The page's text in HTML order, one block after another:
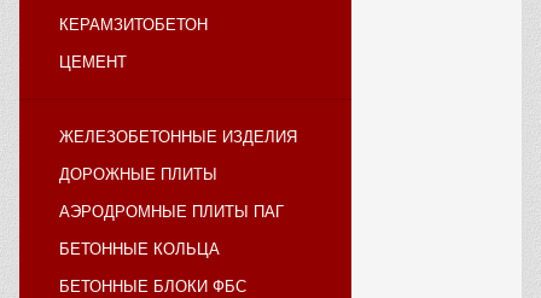
КЕРАМЗИТОБЕТОН
ЦЕМЕНТ
ЖЕЛЕЗОБЕТОННЫЕ ИЗДЕЛИЯ
ДОРОЖНЫЕ ПЛИТЫ
АЭРОДРОМНЫЕ ПЛИТЫ ПАГ
БЕТОННЫЕ КОЛЬЦА
БЕТОННЫЕ БЛОКИ ФБС